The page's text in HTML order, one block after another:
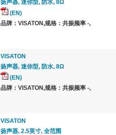
扬声器, 迷你型, 防水, 8Ω
(EN)
品牌：VISATON,规格：共振频率 -,
VISATON
扬声器, 迷你型, 防水, 8Ω
(EN)
品牌：VISATON,规格：共振频率 -,
VISATON
扬声器, 2.5英寸, 全范围